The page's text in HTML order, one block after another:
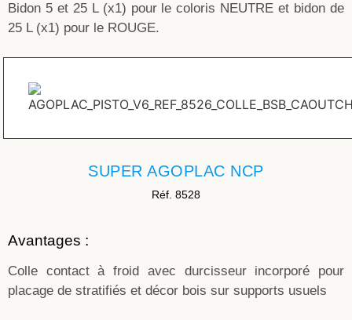
Bidon 5 et 25 L (x1) pour le coloris NEUTRE et bidon de
25 L (x1) pour le ROUGE.
SUPER AGOPLAC NCP
Réf. 8528
Avantages :
Colle contact à froid avec durcisseur incorporé pour
placage de stratifiés et décor bois sur supports usuels